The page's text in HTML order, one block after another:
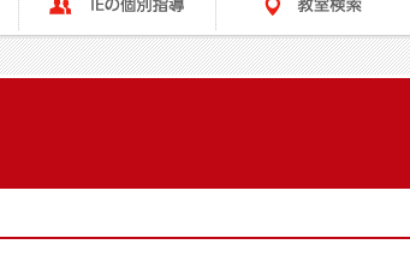
IEの個別指導 教室検索